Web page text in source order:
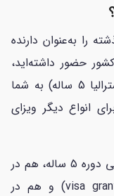
روز) از 5 سال گذشته را به‌عنوان دارنده
حضور داشته‌اید،
مجوز 5 ساله (یا ویزای بازگشت مقیم استرالیا 5 ساله) به شما
انواع دیگر ویزای
مجوز سفر شما در طول ویزای دائم و در طی دوره 5 ساله، هم در
نامه اعلان ویزا (visa grant notification letter) و هم در